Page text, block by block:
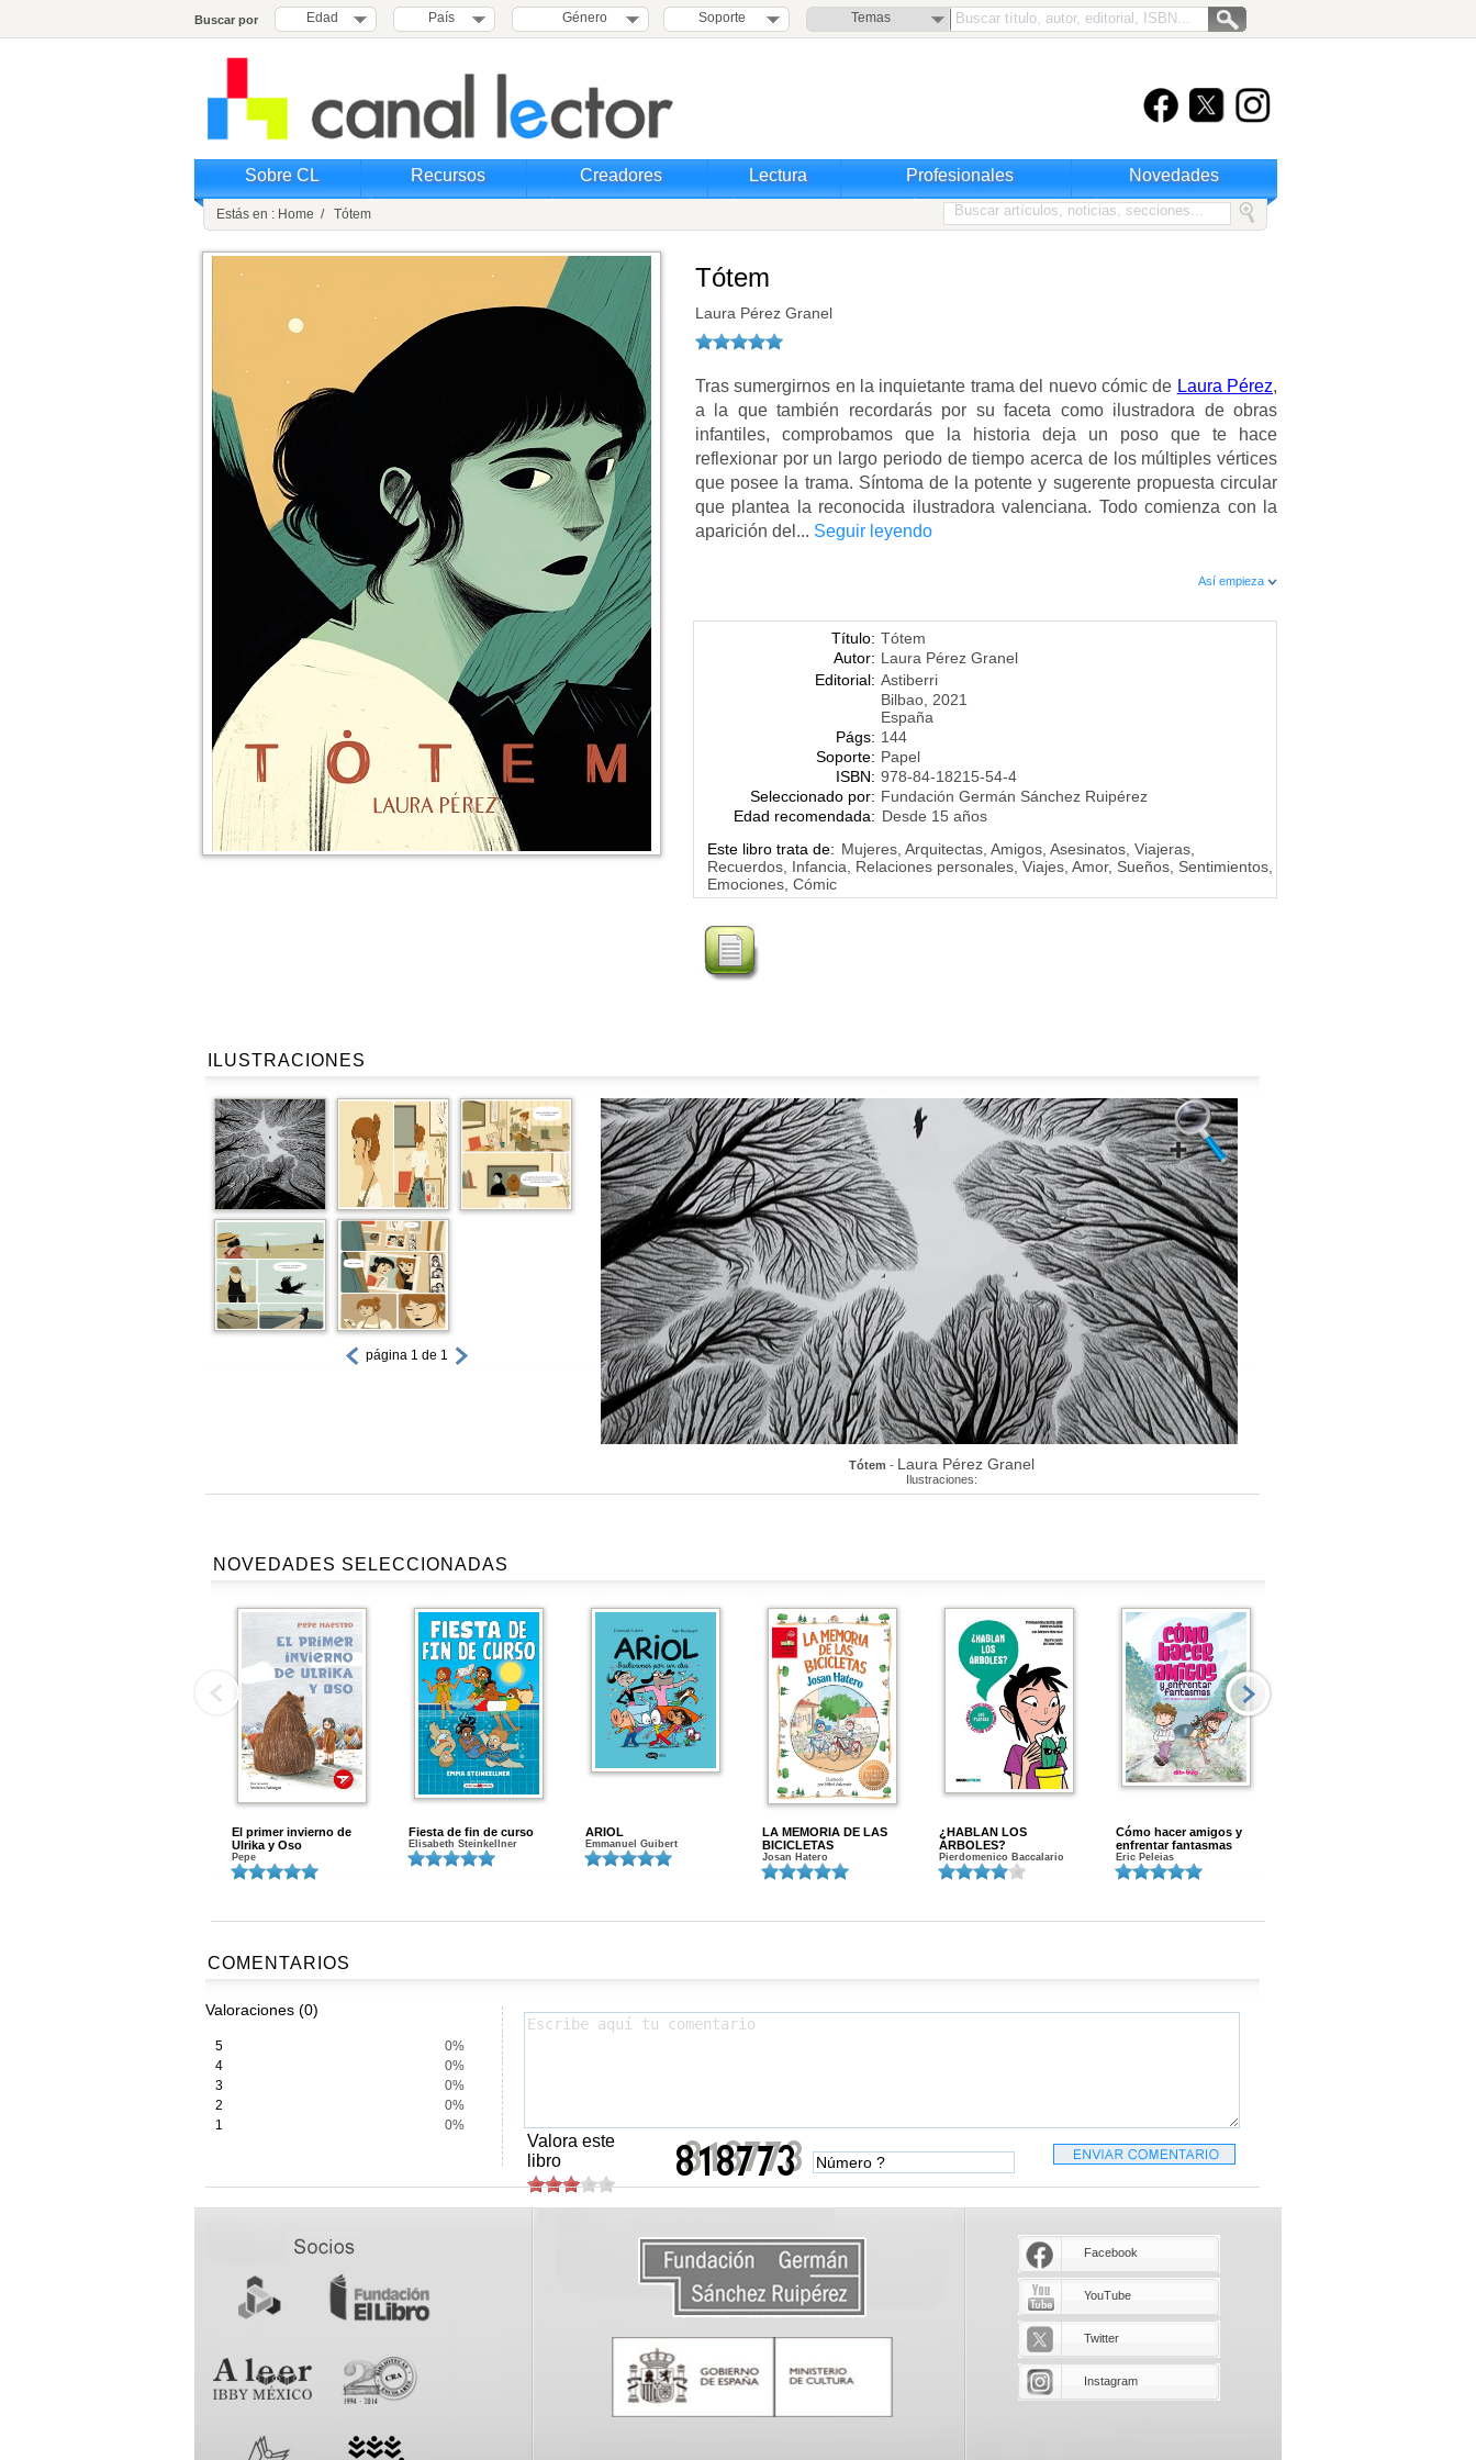
Buscar por Edad País Género Soporte Temas
Sobre CL Recursos Creadores Lectura Profesionales Novedades
Estás en : Home / Tótem
Tótem
Laura Pérez Granel
Tras sumergirnos en la inquietante trama del nuevo cómic de Laura Pérez,
a la que también recordarás por su faceta como ilustradora de obras
infantiles, comprobamos que la historia deja un poso que te hace
reflexionar por un largo periodo de tiempo acerca de los múltiples vértices
que posee la trama. Síntoma de la potente y sugerente propuesta circular
que plantea la reconocida ilustradora valenciana. Todo comienza con la
aparición del... Seguir leyendo
Así empieza
Título: Tótem
Autor: Laura Pérez Granel
Editorial: Astiberri
Bilbao, 2021
España
Págs: 144
Soporte: Papel
ISBN: 978-84-18215-54-4
Seleccionado por: Fundación Germán Sánchez Ruipérez
Edad recomendada: Desde 15 años
Este libro trata de: Mujeres, Arquitectas, Amigos, Asesinatos, Viajeras,
Recuerdos, Infancia, Relaciones personales, Viajes, Amor, Sueños, Sentimientos,
Emociones, Cómic
ILUSTRACIONES
página 1 de 1
Tótem - Laura Pérez Granel
Ilustraciones:
NOVEDADES SELECCIONADAS
El primer invierno de
Ulrika y Oso
Pepe
Fiesta de fin de curso
Elisabeth Steinkellner
ARIOL
Emmanuel Guibert
LA MEMORIA DE LAS
BICICLETAS
Josan Hatero
¿HABLAN LOS
ÁRBOLES?
Pierdomenico Baccalario
Cómo hacer amigos y
enfrentar fantasmas
Eric Peleias
COMENTARIOS
Valoraciones (0)
5
0%
4
0%
3
0%
2
0%
1
0%
Valora este
libro
Facebook
YouTube
Twitter
Instagram